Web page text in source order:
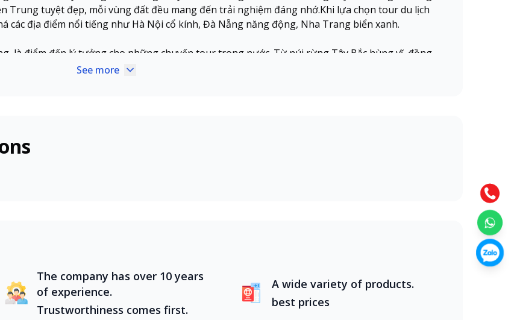
Trung tuyệt đẹp, mỗi vùng đất đều mang đến trải nghiệm đáng nhớ.Khi lựa chọn tour du lịch
các địa điểm nổi tiếng như Hà Nội cổ kính, Đà Nẵng năng động, Nha Trang biển xanh.
là điểm đến lý tưởng cho những chuyến tour trong nước. Từ núi rừng Tây Bắc hùng vĩ, đồng
Trung tuyệt đẹp, mỗi vùng đất đều mang đến trải nghiệm đáng nhớ.Khi lựa chọn tour du lịch
là điểm đến lý tưởng cho những chuyến tour trong nước. Từ núi rừng Tây Bắc hùng vĩ, đồng
See more
The company has over 10 years
of experience.
Trustworthiness comes first.
A wide variety of products.
best prices